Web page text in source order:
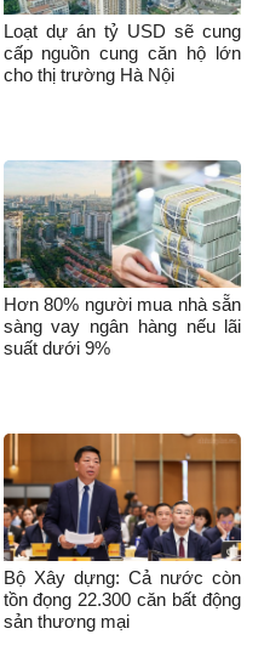
Loạt dự án tỷ USD sẽ cung
cấp nguồn cung căn hộ lớn
cho thị trường Hà Nội
Hơn 80% người mua nhà sẵn
sàng vay ngân hàng nếu lãi
suất dưới 9%
Bộ Xây dựng: Cả nước còn
tồn đọng 22.300 căn bất động
sản thương mại